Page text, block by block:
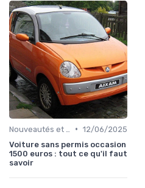
• 12/06/2025
Voiture sans permis occasion
1500 euros : tout ce qu'il faut
savoir